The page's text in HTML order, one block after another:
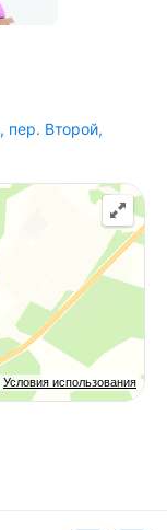
, пер. Второй,
Условия использования